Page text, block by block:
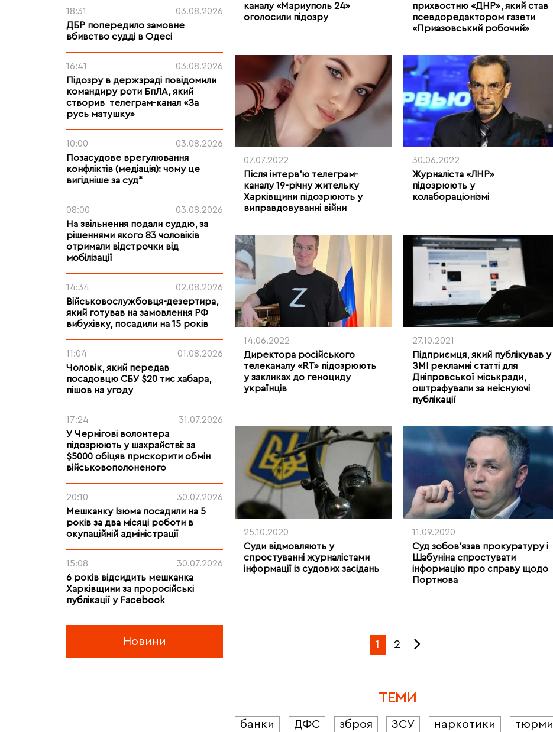
18:31
03.08.2026
ДБР попередило замовне
вбивство судді в Одесі
16:41
03.08.2026
Підозру в держзраді повідомили
командиру роти БпЛА, який
створив телеграм-канал «За
русь матушку»
10:00
03.08.2026
Позасудове врегулювання
конфліктів (медіація): чому це
вигідніше за суд*
08:00
03.08.2026
На звільнення подали суддю, за
рішеннями якого 83 чоловіків
отримали відстрочки від
мобілізації
14:34
02.08.2026
Військовослужбовця-дезертира,
який готував на замовлення РФ
вибухівку, посадили на 15 років
11:04
01.08.2026
Чоловік, який передав
посадовцю СБУ $20 тис хабара,
пішов на угоду
17:24
31.07.2026
У Чернігові волонтера
підозрюють у шахрайстві: за
$5000 обіцяв прискорити обмін
військовополоненого
20:10
30.07.2026
Мешканку Ізюма посадили на 5
років за два місяці роботи в
окупаційній адміністрації
15:08
30.07.2026
6 років відсидить мешканка
Харківщини за проросійські
публікації у Facebook
Новини
каналу «Мариуполь 24»
оголосили підозру
прихвостню «ДНР», який став
псевдоредактором газети
«Приазовський робочий»
07.07.2022
Після інтерв’ю телеграм-
каналу 19-річну жительку
Харківщини підозрюють у
виправдовуванні війни
30.06.2022
Журналіста «ЛНР»
підозрюють у
колабораціонізмі
14.06.2022
Директора російського
телеканалу «RT» підозрюють
у закликах до геноциду
українців
27.10.2021
Підприємця, який публікував у
ЗМІ рекламні статті для
Дніпровської міськради,
оштрафували за неіснуючі
публікації
25.10.2020
Суди відмовляють у
спростуванні журналістами
інформації із судових засідань
11.09.2020
Суд зобов’язав прокуратуру і
Шабуніна спростувати
інформацію про справу щодо
Портнова
1 2
ТЕМИ
банки ДФС зброя ЗСУ наркотики
тюрми